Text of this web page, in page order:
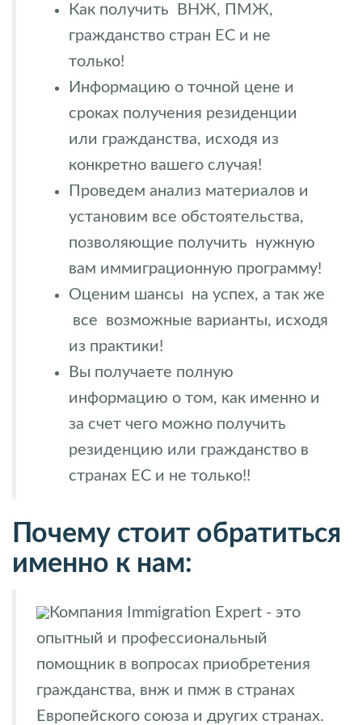
Как получить ВНЖ, ПМЖ,
гражданство стран ЕС и не
только!
Информацию о точной цене и
сроках получения резиденции
или гражданства, исходя из
конкретно вашего случая!
Проведем анализ материалов и
установим все обстоятельства,
позволяющие получить нужную
вам иммиграционную программу!
Оценим шансы на успех, а так же
все возможные варианты, исходя
из практики!
Вы получаете полную
информацию о том, как именно и
за счет чего можно получить
резиденцию или гражданство в
странах ЕС и не только!!
Почему стоит обратиться
именно к нам:
Компания Immigration Expert - это
опытный и профессиональный
помощник в вопросах приобретения
гражданства, внж и пмж в странах
Европейского союза и других странах.